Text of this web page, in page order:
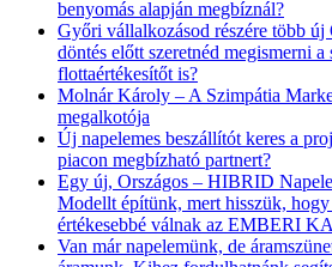
benyomás alapján megbíznál?
Győri vállalkozásod részére több új
döntés előtt szeretnéd megismerni
flottaértékesítőt is?
Molnár Károly – A Szimpátia
megalkotója
Új napelemes beszállítót keres a
piacon megbízható partnert?
Egy új, Országos – HIBRID
Modellt építünk, mert hisszük,
értékesebbé válnak az EMBERI
Van már napelemünk, de